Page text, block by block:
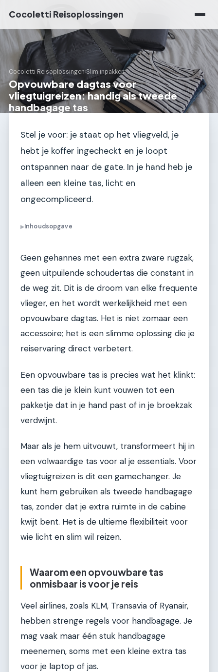
Cocoletti Reisoplossingen
Cocoletti Reisoplossingen›Slim inpakken
Opvouwbare dagtas voor
vliegtuigreizen: handig als tweede
handbagage tas
Stel je voor: je staat op het vliegveld, je
hebt je koffer ingecheckt en je loopt
ontspannen naar de gate. In je hand heb je
alleen een kleine tas, licht en
ongecompliceerd.
▶Inhoudsopgave
Geen gehannes met een extra zware rugzak,
geen uitpuilende schoudertas die constant in
de weg zit. Dit is de droom van elke frequente
vlieger, en het wordt werkelijkheid met een
opvouwbare dagtas. Het is niet zomaar een
accessoire; het is een slimme oplossing die je
reiservaring direct verbetert.
Een opvouwbare tas is precies wat het klinkt:
een tas die je klein kunt vouwen tot een
pakketje dat in je hand past of in je broekzak
verdwijnt.
Maar als je hem uitvouwt, transformeert hij in
een volwaardige tas voor al je essentials. Voor
vliegtuigreizen is dit een gamechanger. Je
kunt hem gebruiken als tweede handbagage
tas, zonder dat je extra ruimte in de cabine
kwijt bent. Het is de ultieme flexibiliteit voor
wie licht en slim wil reizen.
Waarom een opvouwbare tas
onmisbaar is voor je reis
Veel airlines, zoals KLM, Transavia of Ryanair,
hebben strenge regels voor handbagage. Je
mag vaak maar één stuk handbagage
meenemen, soms met een kleine extra tas
voor je laptop of jas.